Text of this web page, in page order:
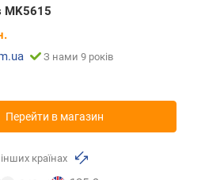
MK5615
З нами 9 років
Перейти в магазин
країнах